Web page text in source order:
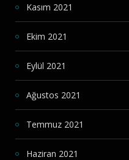
Kasım 2021
Ekim 2021
Eylül 2021
Ağustos 2021
Temmuz 2021
Haziran 2021